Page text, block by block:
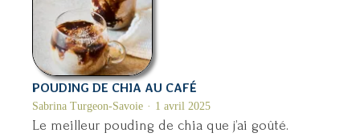
POUDING DE CHIA AU CAFÉ
Sabrina Turgeon-Savoie 1 avril 2025
Le meilleur pouding de chia que j’ai goûté.